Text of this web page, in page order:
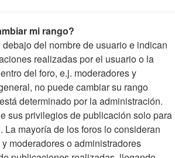
mi rango?
del nombre de usuario e indican
realizadas por el usuario o la
del foro, e.j. moderadores y
no puede cambiar su rango
determinado por la administración.
sus privilegios de publicación solo para
La mayoría de los foros lo consideran
y moderadores o administradores